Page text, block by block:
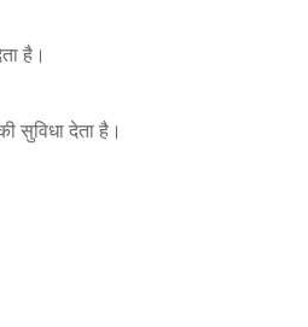
है।
देता है।